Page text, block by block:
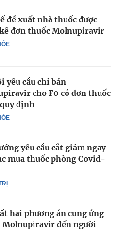
đề xuất nhà thuốc được
đơn thuốc Molnupiravir
yêu cầu chỉ bán
cho F0 có đơn thuốc
định
yêu cầu cắt giảm ngay
mua thuốc phòng Covid-
hai phương án cung ứng
Molnupiravir đến người